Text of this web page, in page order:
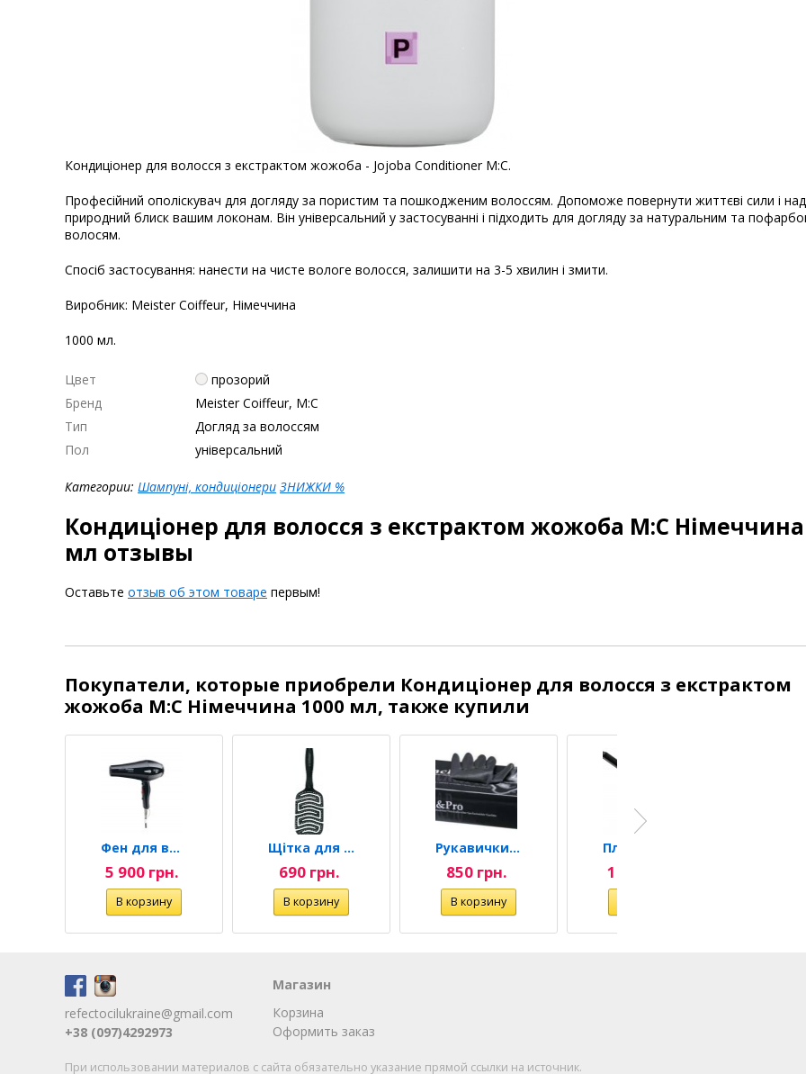
Кондиціонер для волосся з екстрактом жожоба - Jojoba Conditioner M:С.
Професійний ополіскувач для догляду за пористим та пошкодженим волоссям. Допоможе повернути життєві сили і
природний блиск вашим локонам. Він універсальний у застосуванні і підходить для догляду за натуральним та
волосям.
Спосіб застосування: нанести на чисте вологе волосся, залишити на 3-5 хвилин і змити.
Виробник: Meister Coiffeur, Німеччина
1000 мл.
Цвет
прозорий
Бренд
Meister Coiffeur, M:С
Тип
Догляд за волоссям
Пол
універсальний
Категории: Шампуні, кондиціонери ЗНИЖКИ %
Кондиціонер для волосся з екстрактом жожоба M:С Німеччина
мл отзывы
Оставьте отзыв об этом товаре первым!
Покупатели, которые приобрели Кондиціонер для волосся з екстрактом
жожоба M:С Німеччина 1000 мл, также купили
Фен для волосся Micro...
5 900 грн.
Щітка для волосся, гнучка,...
690 грн.
Рукавички Black&Pro...
850 грн. 1 600 грн.
refectocilukraine@gmail.com
+38 (097)4292973
Магазин
Корзина
Оформить заказ
При использовании материалов с сайта обязательно указание прямой ссылки на источник.